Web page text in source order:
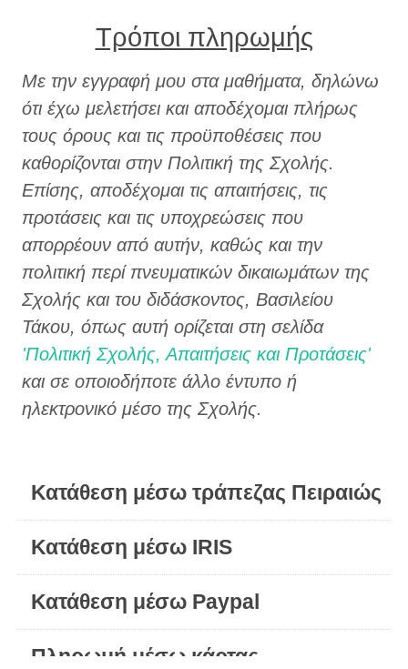
Τρόποι πληρωμής
Με την εγγραφή μου στα μαθήματα, δηλώνω
ότι έχω μελετήσει και αποδέχομαι πλήρως
τους όρους και τις προϋποθέσεις που
καθορίζονται στην Πολιτική της Σχολής.
Επίσης, αποδέχομαι τις απαιτήσεις, τις
προτάσεις και τις υποχρεώσεις που
απορρέουν από αυτήν, καθώς και την
πολιτική περί πνευματικών δικαιωμάτων της
Σχολής και του διδάσκοντος, Βασιλείου
Τάκου, όπως αυτή ορίζεται στη σελίδα
'Πολιτική Σχολής, Απαιτήσεις και Προτάσεις'
και σε οποιοδήποτε άλλο έντυπο ή
ηλεκτρονικό μέσο της Σχολής.
Κατάθεση μέσω τράπεζας Πειραιώς
Κατάθεση μέσω IRIS
Κατάθεση μέσω Paypal
Πληρωμή μέσω κάρτας